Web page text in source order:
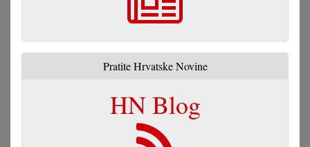
Pratite Hrvatske Novine
HN Blog